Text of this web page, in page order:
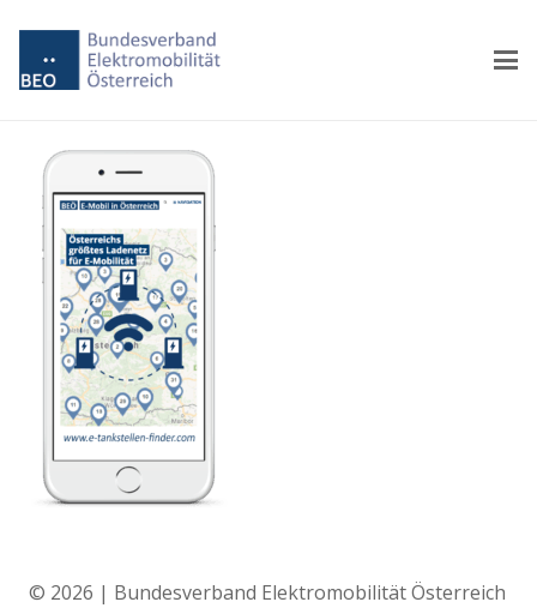
© 2026 | Bundesverband Elektromobilität Österreich